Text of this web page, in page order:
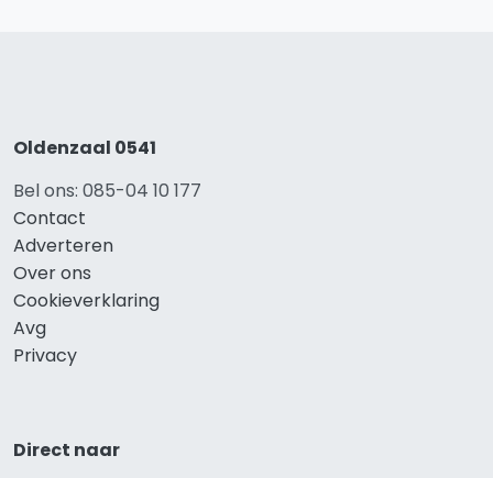
Oldenzaal 0541
Bel ons: 085-04 10 177
Contact
Adverteren
Over ons
Cookieverklaring
Avg
Privacy
Direct naar